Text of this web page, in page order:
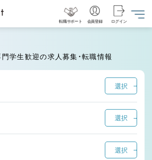
転職サポート 会員登録 ログイン
学生歓迎の求人募集・転職情報
選択
選択
選択